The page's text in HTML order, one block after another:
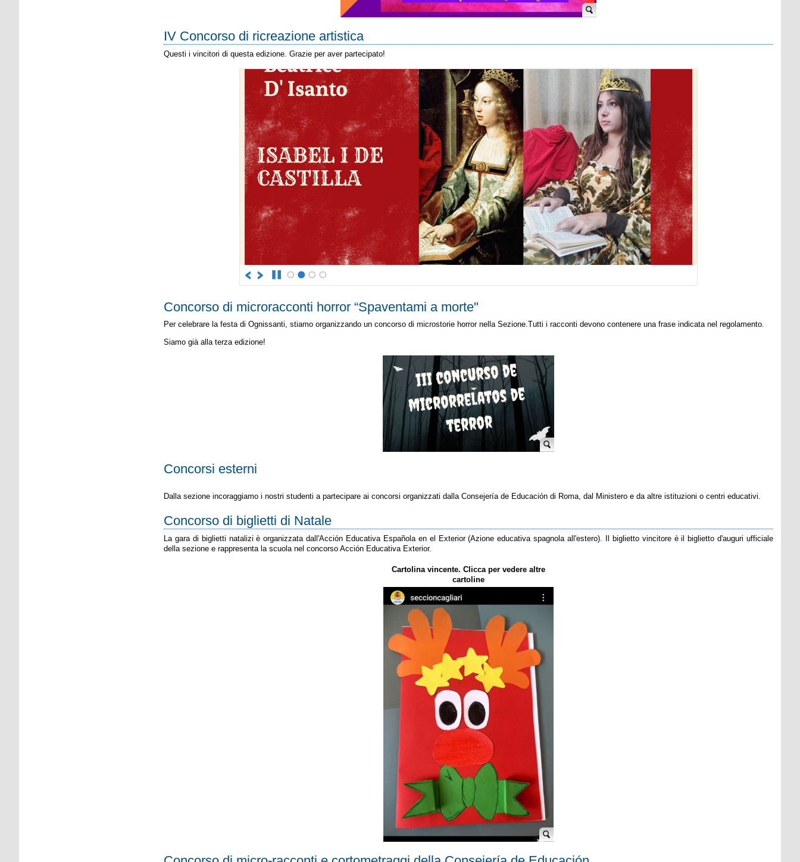
IV Concorso di ricreazione artistica
Questi i vincitori di questa edizione. Grazie per aver partecipato!
1 2 3 4
Concorso di microracconti horror “Spaventami a morte"
Per celebrare la festa di Ognissanti, stiamo organizzando un concorso di microstorie horror nella Sezione.Tutti i racconti devono contenere una frase indicata nel regolamento.
Siamo già alla terza edizione!
Concorsi esterni
Dalla sezione incoraggiamo i nostri studenti a partecipare ai concorsi organizzati dalla Consejería de Educación di Roma, dal Ministero e da altre istituzioni o centri educativi.
Concorso di biglietti di Natale
La gara di biglietti natalizi è organizzata dall'Acción Educativa Española en el Exterior (Azione educativa spagnola all'estero). Il biglietto vincitore è il biglietto d'auguri ufficiale
della sezione e rappresenta la scuola nel concorso Acción Educativa Exterior.
Cartolina vincente. Clicca per vedere altre
cartoline